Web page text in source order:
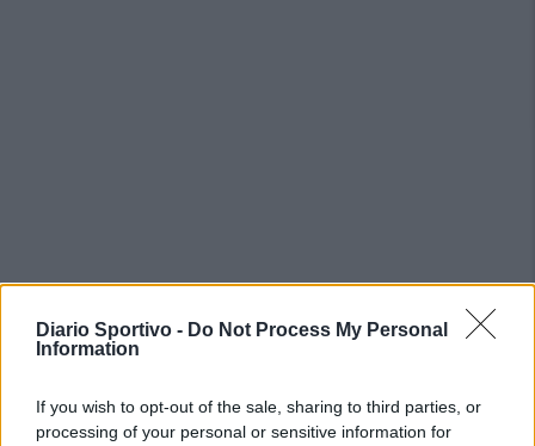
Diario Sportivo - Do Not Process My Personal
Information
If you wish to opt-out of the sale, sharing to third parties, or
processing of your personal or sensitive information for